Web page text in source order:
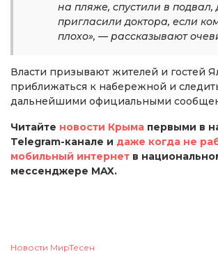
на пляже, спустили в подвал,
пригласили доктора, если
плохо», — рассказывают
Власти призывают жителей и гостей
приближаться к набережной и
дальнейшими официальными
Читайте новости Крыма первыми в
Telegram-канале и даже когда не
мобильный интернет в
мессенджере MAX.
Новости МирТесен